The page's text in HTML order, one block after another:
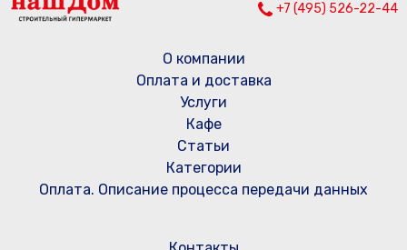
+7 (495) 526-22-44
О компании
Оплата и доставка
Услуги
Кафе
Статьи
Категории
Оплата. Описание процесса передачи данных